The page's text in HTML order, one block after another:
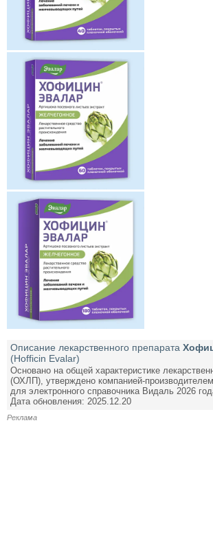
Описание лекарственного препарата
(Hofficin Evalar)
Основано на общей характеристике
(ОХЛП), утверждено компанией-
для электронного справочника Видаль 2026
Дата обновления: 2025.12.20
Реклама